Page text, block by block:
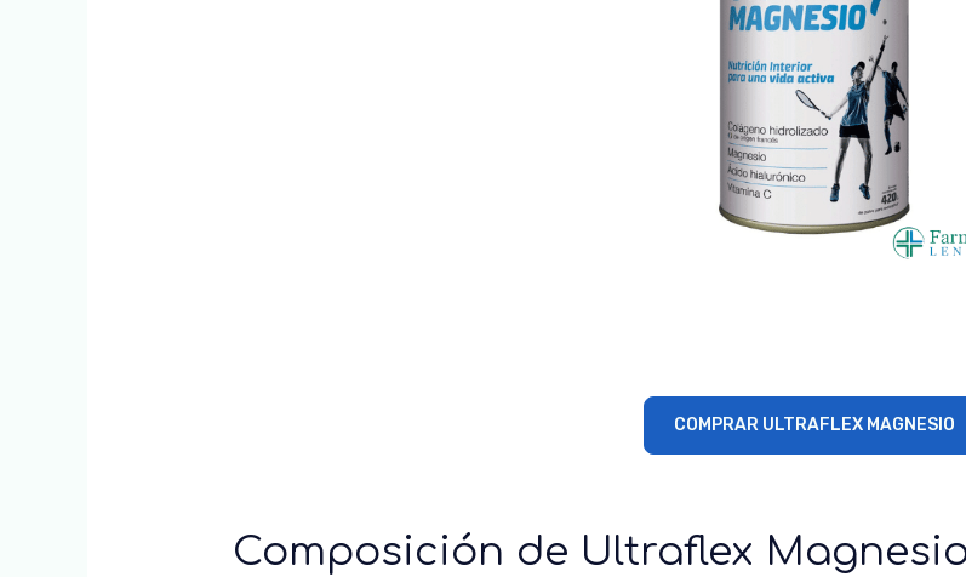
COMPRAR ULTRAFLEX MAGNESIO
Composición de Ultraflex